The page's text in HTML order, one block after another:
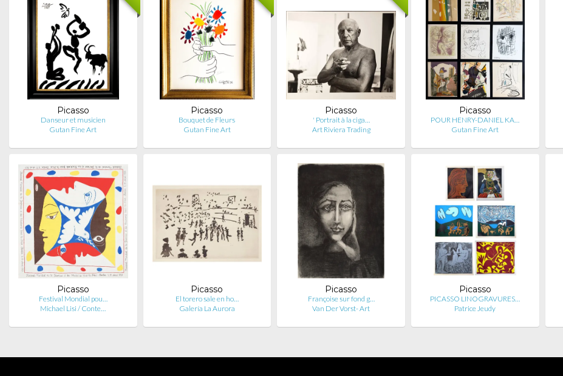
Picasso
Danseur et musicien
Gutan Fine Art
Picasso
Bouquet de Fleurs
Gutan Fine Art
Picasso
' Portrait à la ciga…
Art Riviera Trading
Picasso
POUR HENRY-DANIEL KA…
Gutan Fine Art
Picasso
Festival Mondial pou…
Michael Lisi / Conte…
Picasso
El torero sale en ho…
Galería La Aurora
Picasso
Françoise sur fond g…
Van Der Vorst- Art
Picasso
PICASSO LINOGRAVURES…
Patrice Jeudy